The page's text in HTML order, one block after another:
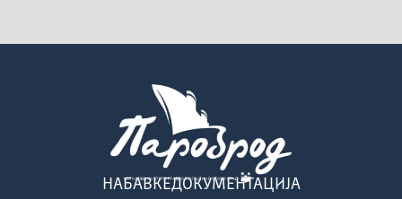
НАБАВКЕДОКУМЕНТАЦИЈА